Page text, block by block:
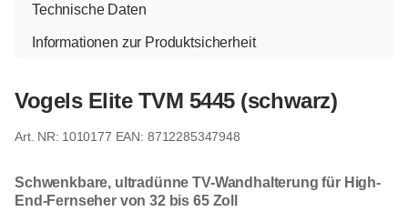
Technische Daten
Informationen zur Produktsicherheit
Vogels Elite TVM 5445 (schwarz)
1010177 EAN: 8712285347948
Schwenkbare, ultradünne TV-Wandhalterung für High-
End-Fernseher von 32 bis 65 Zoll